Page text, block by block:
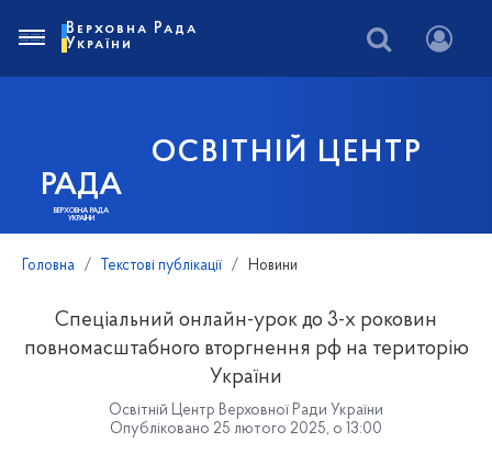
РАДА
ВЕРХОВНА РАДА
УКРАЇНИ
ОСВІТНІЙ ЦЕНТР
Верховна Рада
України
Головна Текстові публікації Новини
Спеціальний онлайн-урок до 3-х роковин
повномасштабного вторгнення рф на територію
України
Освітній Центр Верховної Ради України
Опубліковано 25 лютого 2025, о 13:00